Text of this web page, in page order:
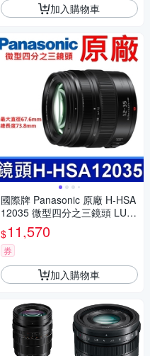
加入購物車
國際牌 Panasonic 原廠 H-HSA
12035 微型四分之三鏡頭 LUMI
X G X VARIO 12-35mm 相機
$11,570
券
加入購物車